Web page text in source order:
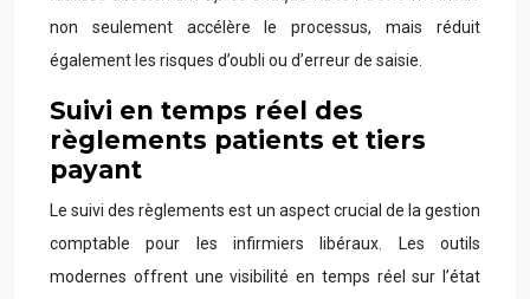
non seulement accélère le processus, mais réduit
également les risques d’oubli ou d’erreur de saisie.
Suivi en temps réel des
règlements patients et tiers
payant
Le suivi des règlements est un aspect crucial de la gestion
comptable pour les infirmiers libéraux. Les outils
modernes offrent une visibilité en temps réel sur l’état